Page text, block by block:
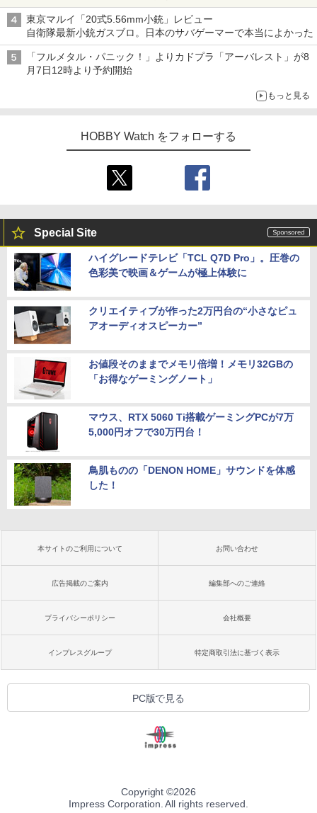
東京マルイ「20式5.56mm小銃」レビュー
自衛隊最新小銃ガスブロ。日本のサバゲーマーで本当によかった
「フルメタル・パニック！」よりカドプラ「アーバレスト」が8
月7日12時より予約開始
もっと見る
HOBBY Watch をフォローする
Special Site
ハイグレードテレビ「TCL Q7D Pro」。圧巻の
色彩美で映画＆ゲームが極上体験に
クリエイティブが作った2万円台の“小さなピュ
アオーディオスピーカー”
お値段そのままでメモリ倍増！メモリ32GBの
「お得なゲーミングノート」
マウス、RTX 5060 Ti搭載ゲーミングPCが7万
5,000円オフで30万円台！
鳥肌ものの「DENON HOME」サウンドを体感
した！
本サイトのご利用について お問い合わせ
広告掲載のご案内 編集部へのご連絡
プライバシーポリシー 会社概要
インプレスグループ 特定商取引法に基づく表示
PC版で見る
Copyright ©2026
Impress Corporation. All rights reserved.